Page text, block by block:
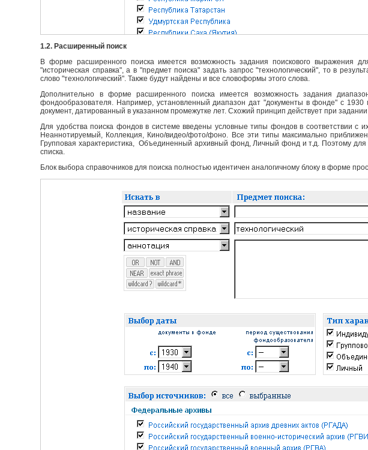
1.2. Расширенный поиск
В форме расширенного поиска имеется возможность задания поискового выражения
"историческая справка", а в "предмет поиска" задать запрос "технологический", то в
слово "технологический". Также будут найдены и все словоформы этого слова.
Дополнительно в форме расширенного поиска имеется возможность задания
фондообразователя. Например, установленный диапазон дат "документы в фонде" с
документ, датированный в указанном промежутке лет. Схожий принцип действует при
Для удобства поиска фондов в системе введены условные типы фондов в соответствии с
Неаннотируемый, Коллекция, Кино/видео/фото/фоно. Все эти типы максимально
Групповая характеристика, Объединенный архивный фонд, Личный фонд и т.д. Поэтому
списка.
Блок выбора справочников для поиска полностью идентичен аналогичному блоку в форме